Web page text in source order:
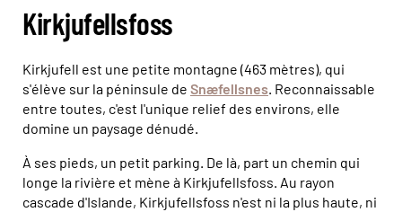
Kirkjufellsfoss
Kirkjufell est une petite montagne (463 mètres), qui
s'élève sur la péninsule de Snæfellsnes. Reconnaissable
entre toutes, c'est l'unique relief des environs, elle
domine un paysage dénudé.
À ses pieds, un petit parking. De là, part un chemin qui
longe la rivière et mène à Kirkjufellsfoss. Au rayon
cascade d'Islande, Kirkjufellsfoss n'est ni la plus haute, ni